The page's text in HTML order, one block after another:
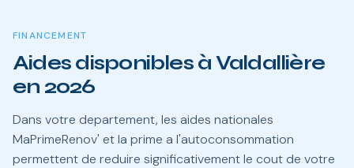
FINANCEMENT
Aides disponibles à Valdallière
en 2026
Dans votre departement, les aides nationales
MaPrimeRenov' et la prime a l'autoconsommation
permettent de reduire significativement le cout de votre